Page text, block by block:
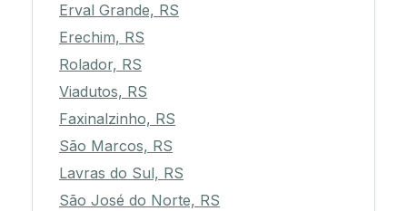
Erval Grande, RS
Erechim, RS
Rolador, RS
Viadutos, RS
Faxinalzinho, RS
São Marcos, RS
Lavras do Sul, RS
São José do Norte, RS